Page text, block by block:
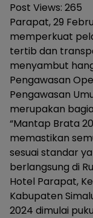
Post Views: 265
Parapat, 29
memperkuat
tertib dan
menyambut
Pengawasan
Pengawasan
merupakan
“Mantap Brata
memastikan
sesuai standar
berlangsung di
Hotel Parapat,
Kabupaten
2024 dimulai